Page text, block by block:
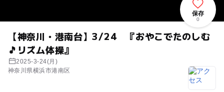
【神奈川・港南台】3/24 『おやこでたのしむ
🎵リズム体操』
2025-3-24(月)
神奈川県横浜市港南区
保存
0